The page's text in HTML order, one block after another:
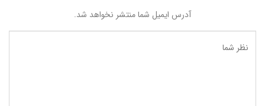
آدرس ایمیل شما منتشر نخواهد شد.